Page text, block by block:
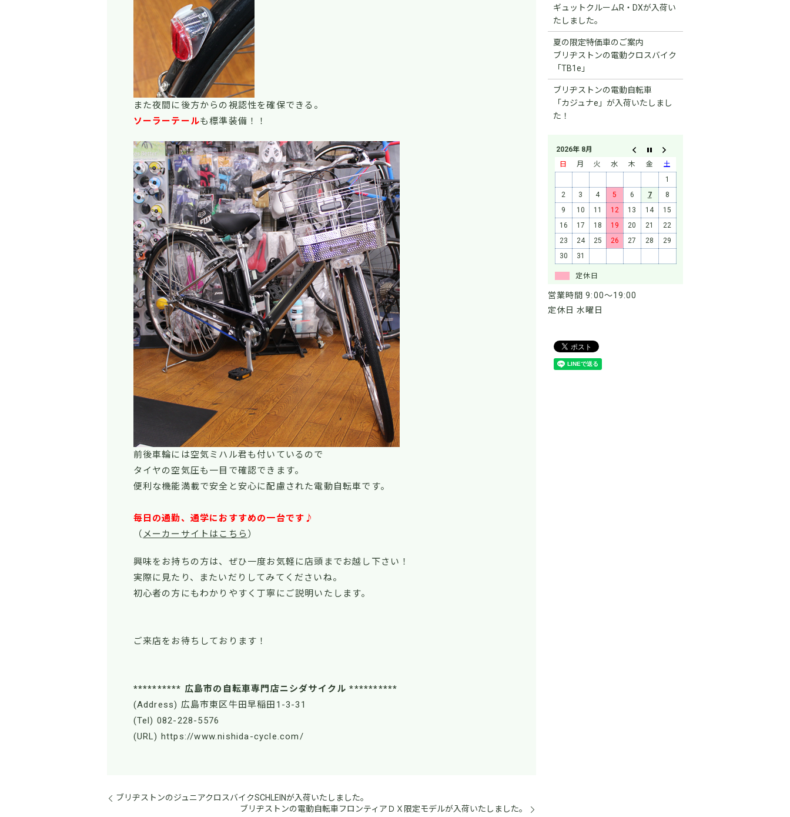
また夜間に後方からの視認性を確保できる。
ソーラーテールも標準装備！！
前後車輪には空気ミハル君も付いているので
タイヤの空気圧も一目で確認できます。
便利な機能満載で安全と安心に配慮された電動自転車です。
毎日の通勤、通学におすすめの一台です♪
（ メーカーサイトはこちら ）
興味をお持ちの方は、ぜひ一度お気軽に店頭までお越し下さい！
実際に見たり、またいだりしてみてくださいね。
初心者の方にもわかりやすく丁寧にご説明いたします。
ご来店をお待ちしております！
********** 広島市の自転車専門店ニシダサイクル **********
(Address) 広島市東区牛田早稲田1-3-31
(Tel) 082-228-5576
(URL) https://www.nishida-cycle.com/
ブリヂストンのジュニアクロスバイクSCHLEINが入荷いたしました。
ブリヂストンの電動自転車フロンティアＤＸ限定モデルが入荷いたしました。
ギュットクルームR・DXが入荷い
たしました。
夏の限定特価車のご案内
ブリヂストンの電動クロスバイク
「TB1e」
ブリヂストンの電動自転車
「カジュナe」が入荷いたしまし
た！
2026年 8月
日
月 火 水 木 金
土
1
2
3 4 5 6 7
8
9
10 11 12 13 14
15
16
17 18 19 20 21
22
23
24 25 26 27 28
29
30
31
定休日
営業時間 9:00～19:00
定休日 水曜日